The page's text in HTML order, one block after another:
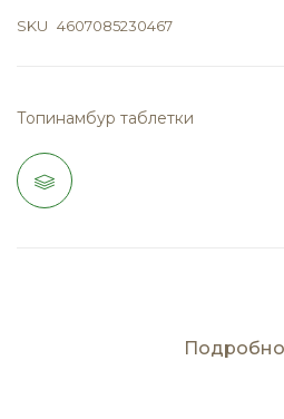
SKU 4607085230467
Топинамбур таблетки